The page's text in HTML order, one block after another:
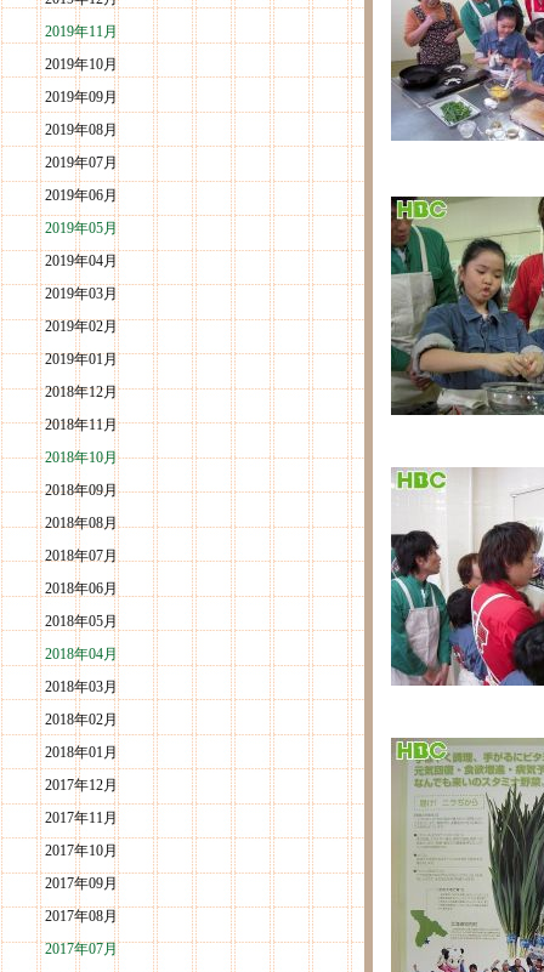
2019年11月
2019年10月
2019年09月
2019年08月
2019年07月
2019年06月
2019年05月
2019年04月
2019年03月
2019年02月
2019年01月
2018年12月
2018年11月
2018年10月
2018年09月
2018年08月
2018年07月
2018年06月
2018年05月
2018年04月
2018年03月
2018年02月
2018年01月
2017年12月
2017年11月
2017年10月
2017年09月
2017年08月
2017年07月